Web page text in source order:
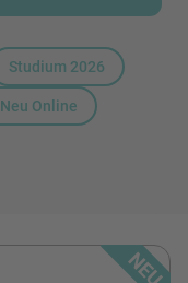
Studium 2026
Neu Online